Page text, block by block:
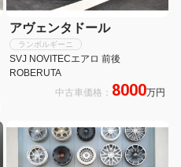
アヴェンタドール
ランボルギーニ
SVJ NOVITECエアロ 前後
ROBERUTA
中古車価格： 8000万円